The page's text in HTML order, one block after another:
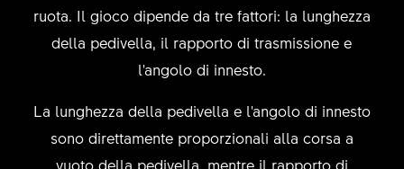
ruota. Il gioco dipende da tre fattori: la lunghezza
della pedivella, il rapporto di trasmissione e
l'angolo di innesto.
La lunghezza della pedivella e l'angolo di innesto
sono direttamente proporzionali alla corsa a
vuoto della pedivella, mentre il rapporto di